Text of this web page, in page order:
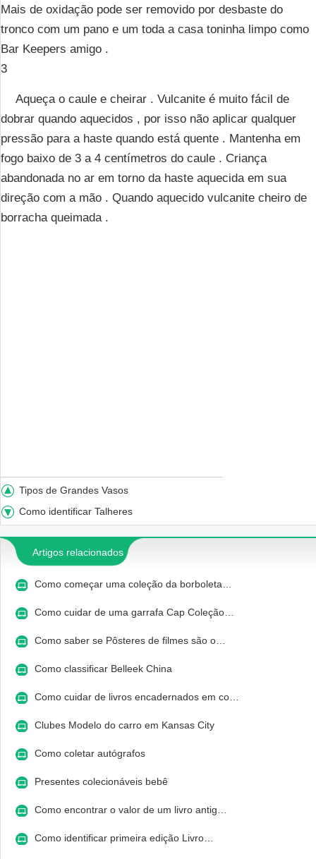
Mais de oxidação pode ser removido por desbaste do
tronco com um pano e um toda a casa toninha limpo como
Bar Keepers amigo .
3
Aqueça o caule e cheirar . Vulcanite é muito fácil de
dobrar quando aquecidos , por isso não aplicar qualquer
pressão para a haste quando está quente . Mantenha em
fogo baixo de 3 a 4 centímetros do caule . Criança
abandonada no ar em torno da haste aquecida em sua
direção com a mão . Quando aquecido vulcanite cheiro de
borracha queimada .
Tipos de Grandes Vasos
Como identificar Talheres
Artigos relacionados
Como começar uma coleção da borboleta…
Como cuidar de uma garrafa Cap Coleção…
Como saber se Pôsteres de filmes são o…
Como classificar Belleek China
Como cuidar de livros encadernados em co…
Clubes Modelo do carro em Kansas City
Como coletar autógrafos
Presentes colecionáveis ​​bebê
Como encontrar o valor de um livro antig…
Como identificar primeira edição Livro…